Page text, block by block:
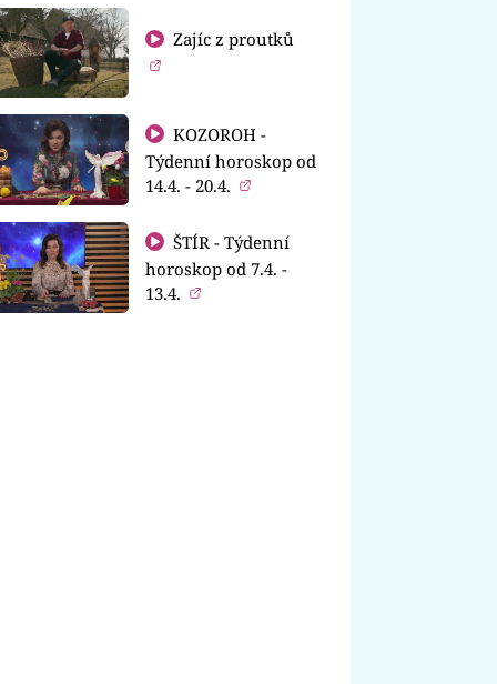
Zajíc z proutků
KOZOROH -
Týdenní horoskop od
14.4. - 20.4.
ŠTÍR - Týdenní
horoskop od 7.4. -
13.4.